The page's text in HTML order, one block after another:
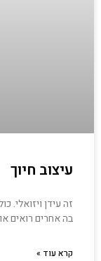
עיצוב חיוך
זה עידן ויזואלי.
בה אחרים רואים
קרא עוד »